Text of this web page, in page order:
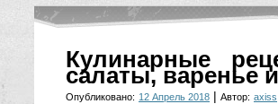
Кулинарные
салаты, варенье
Опубликовано: 12 Апрель 2018 | Автор: axiss